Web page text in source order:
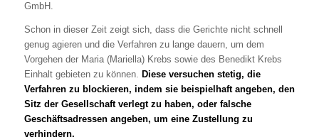
GmbH.
Schon in dieser Zeit zeigt sich, dass die Gerichte nicht schnell
genug agieren und die Verfahren zu lange dauern, um dem
Vorgehen der Maria (Mariella) Krebs sowie des Benedikt Krebs
Einhalt gebieten zu können. Diese versuchen stetig, die
Verfahren zu blockieren, indem sie beispielhaft angeben, den
Sitz der Gesellschaft verlegt zu haben, oder falsche
Geschäftsadressen angeben, um eine Zustellung zu
verhindern.